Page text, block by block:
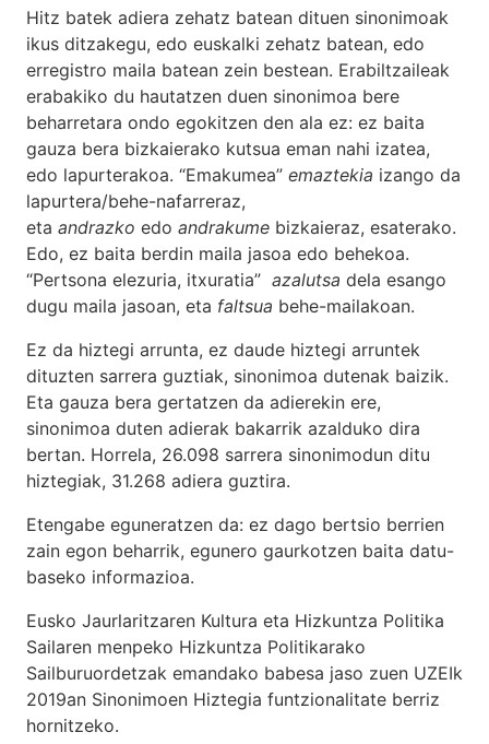
Hitz batek adiera zehatz batean dituen sinonimoak
ikus ditzakegu, edo euskalki zehatz batean, edo
erregistro maila batean zein bestean. Erabiltzaileak
erabakiko du hautatzen duen sinonimoa bere
beharretara ondo egokitzen den ala ez: ez baita
gauza bera bizkaierako kutsua eman nahi izatea,
edo lapurterakoa. “Emakumea” emaztekia izango da
lapurtera/behe-nafarreraz,
eta andrazko edo andrakume bizkaieraz, esaterako.
Edo, ez baita berdin maila jasoa edo behekoa.
“Pertsona elezuria, itxuratia” azalutsa dela esango
dugu maila jasoan, eta faltsua behe-mailakoan.
Ez da hiztegi arrunta, ez daude hiztegi arruntek
dituzten sarrera guztiak, sinonimoa dutenak baizik.
Eta gauza bera gertatzen da adierekin ere,
sinonimoa duten adierak bakarrik azalduko dira
bertan. Horrela, 26.098 sarrera sinonimodun ditu
hiztegiak, 31.268 adiera guztira.
Etengabe eguneratzen da: ez dago bertsio berrien
zain egon beharrik, egunero gaurkotzen baita datu-
baseko informazioa.
Eusko Jaurlaritzaren Kultura eta Hizkuntza Politika
Sailaren menpeko Hizkuntza Politikarako
Sailburuordetzak emandako babesa jaso zuen UZEIk
2019an Sinonimoen Hiztegia funtzionalitate berriz
hornitzeko.